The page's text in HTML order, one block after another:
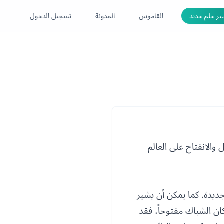
حلم جديد القاموس المدونة تسجيل الدخول
على العالم
كما يمكن أن يشير
الشباك مفتوحاً، فقد